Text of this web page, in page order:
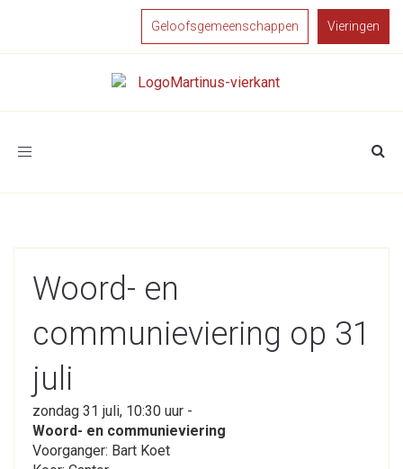
Geloofsgemeenschappen Vieringen
Toggle
Woord- en
communieviering op 31
juli
zondag 31 juli, 10:30 uur -
Woord- en communieviering
Voorganger: Bart Koet